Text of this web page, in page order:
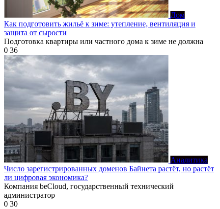
Дом
Как подготовить жильё к зиме: утепление, вентиляция и
защита от сырости
Подготовка квартиры или частного дома к зиме не должна
0 36
Аналитика
Число зарегистрированных доменов Байнета растёт, но растёт
ли цифровая экономика?
Компания beCloud, государственный технический
администратор
0 30